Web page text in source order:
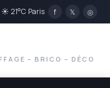
☀ 21°C Paris f 𝕏 ◎
– BRICO – DÉCO